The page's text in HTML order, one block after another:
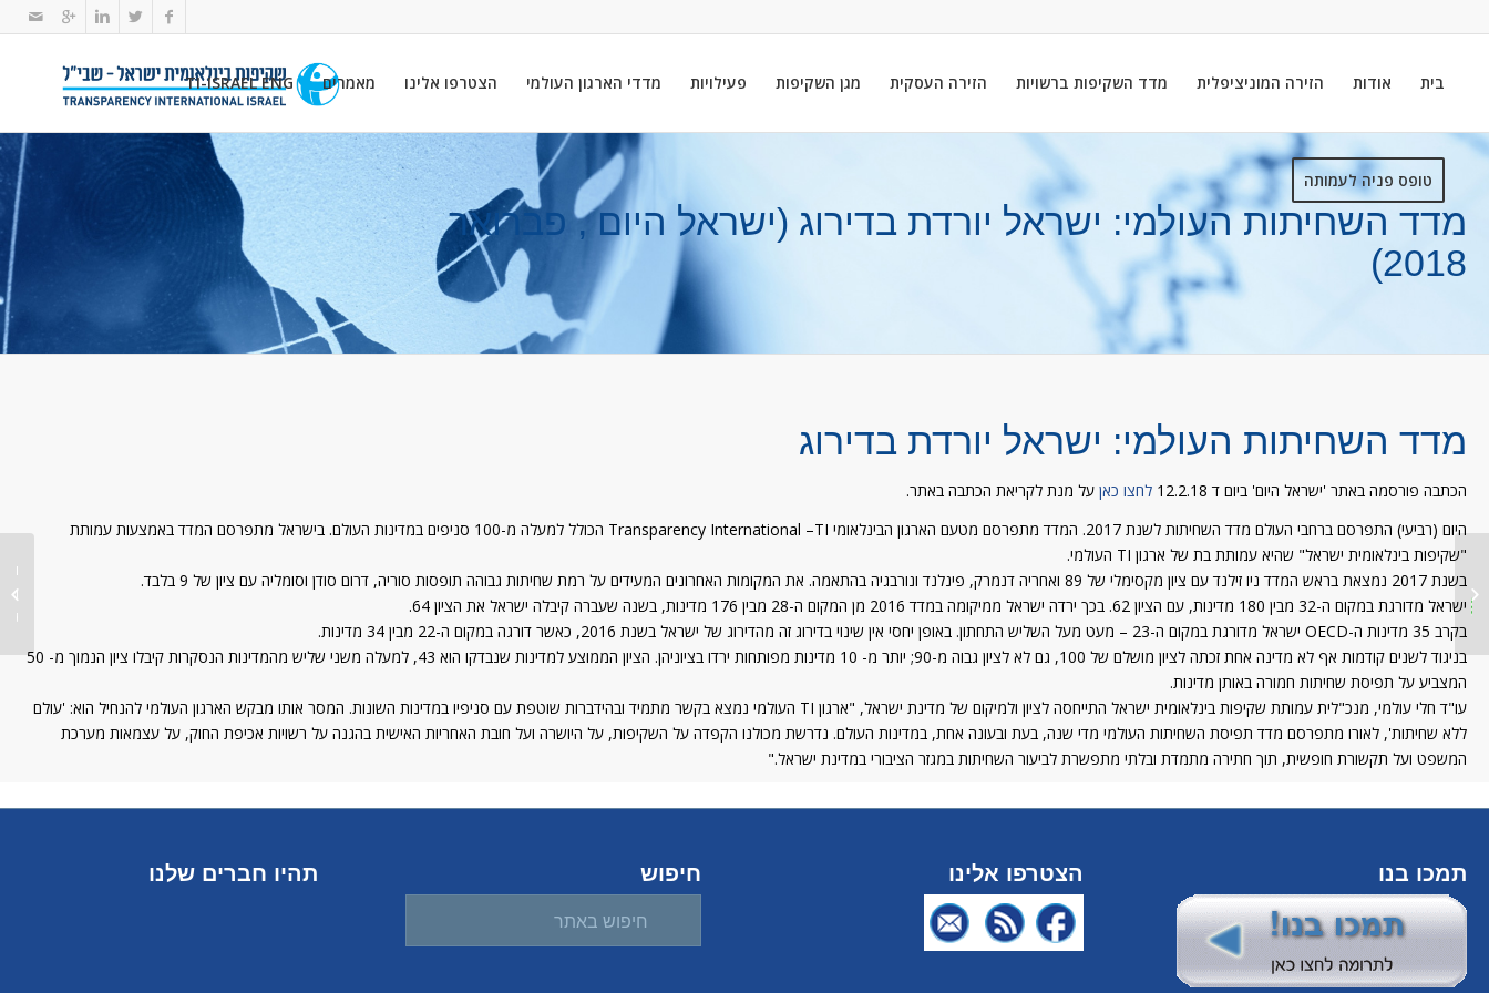
בית אודות הזירה המוניציפלית מדד השקיפות ברשויות הזירה העסקית מגן השקיפות פעילויות מדדי הארגון העולמי הצטרפו אלינו מאמרים TI-ISRAEL ENG
טופס פניה לעמותה
מדד השחיתות העולמי: ישראל יורדת בדירוג (ישראל היום , פברואר
2018)
מדד השחיתות העולמי: ישראל יורדת בדירוג
הכתבה פורסמה באתר 'ישראל היום' ביום ד 12.2.18 לחצו כאן על מנת לקריאת הכתבה באתר.
היום (רביעי) התפרסם ברחבי העולם מדד השחיתות לשנת 2017. המדד מתפרסם מטעם הארגון הבינלאומי Transparency International –TI הכולל למעלה מ-100 סניפים במדינות העולם. בישראל מתפרסם המדד באמצעות עמותת
"שקיפות בינלאומית ישראל" שהיא עמותת בת של ארגון TI העולמי.
בשנת 2017 נמצאת בראש המדד ניו זילנד עם ציון מקסימלי של 89 ואחריה דנמרק, פינלנד ונורבגיה בהתאמה. את המקומות האחרונים המעידים על רמת שחיתות גבוהה תופסות סוריה, דרום סודן וסומליה עם ציון של 9 בלבד.
ישראל מדורגת במקום ה-32 מבין 180 מדינות, עם הציון 62. בכך ירדה ישראל ממיקומה במדד 2016 מן המקום ה-28 מבין 176 מדינות, בשנה שעברה קיבלה ישראל את הציון 64.
בקרב 35 מדינות ה-OECD ישראל מדורגת במקום ה-23 – מעט מעל השליש התחתון. באופן יחסי אין שינוי בדירוג זה מהדירוג של ישראל בשנת 2016, כאשר דורגה במקום ה-22 מבין 34 מדינות.
בניגוד לשנים קודמות אף לא מדינה אחת זכתה לציון מושלם של 100, גם לא לציון גבוה מ-90; יותר מ- 10 מדינות מפותחות ירדו בציוניהן. הציון הממוצע למדינות שנבדקו הוא 43, למעלה משני שליש מהמדינות הנסקרות קיבלו ציון הנמוך מ- 50
המצביע על תפיסת שחיתות חמורה באותן מדינות.
עו"ד חלי עולמי, מנכ"לית עמותת שקיפות בינלאומית ישראל התייחסה לציון ולמיקום של מדינת ישראל, "ארגון TI העולמי נמצא בקשר מתמיד ובהידברות שוטפת עם סניפיו במדינות השונות. המסר אותו מבקש הארגון העולמי להנחיל הוא: 'עולם
ללא שחיתות', לאורו מתפרסם מדד תפיסת השחיתות העולמי מדי שנה, בעת ובעונה אחת, במדינות העולם. נדרשת מכולנו הקפדה על השקיפות, על היושרה ועל חובת האחריות האישית בהגנה על רשויות אכיפת החוק, על עצמאות מערכת
המשפט ועל תקשורת חופשית, תוך חתירה מתמדת ובלתי מתפשרת לביעור השחיתות במגזר הציבורי במדינת ישראל."
תמכו בנו הצטרפו אלינו חיפוש תהיו חברים שלנו
ב (מאי 2018)...
מצעד הפוליטיקאים
החשודים דירדר את ישראל
במדד השחיתות העולמי
(Themarker, פברואר
201...